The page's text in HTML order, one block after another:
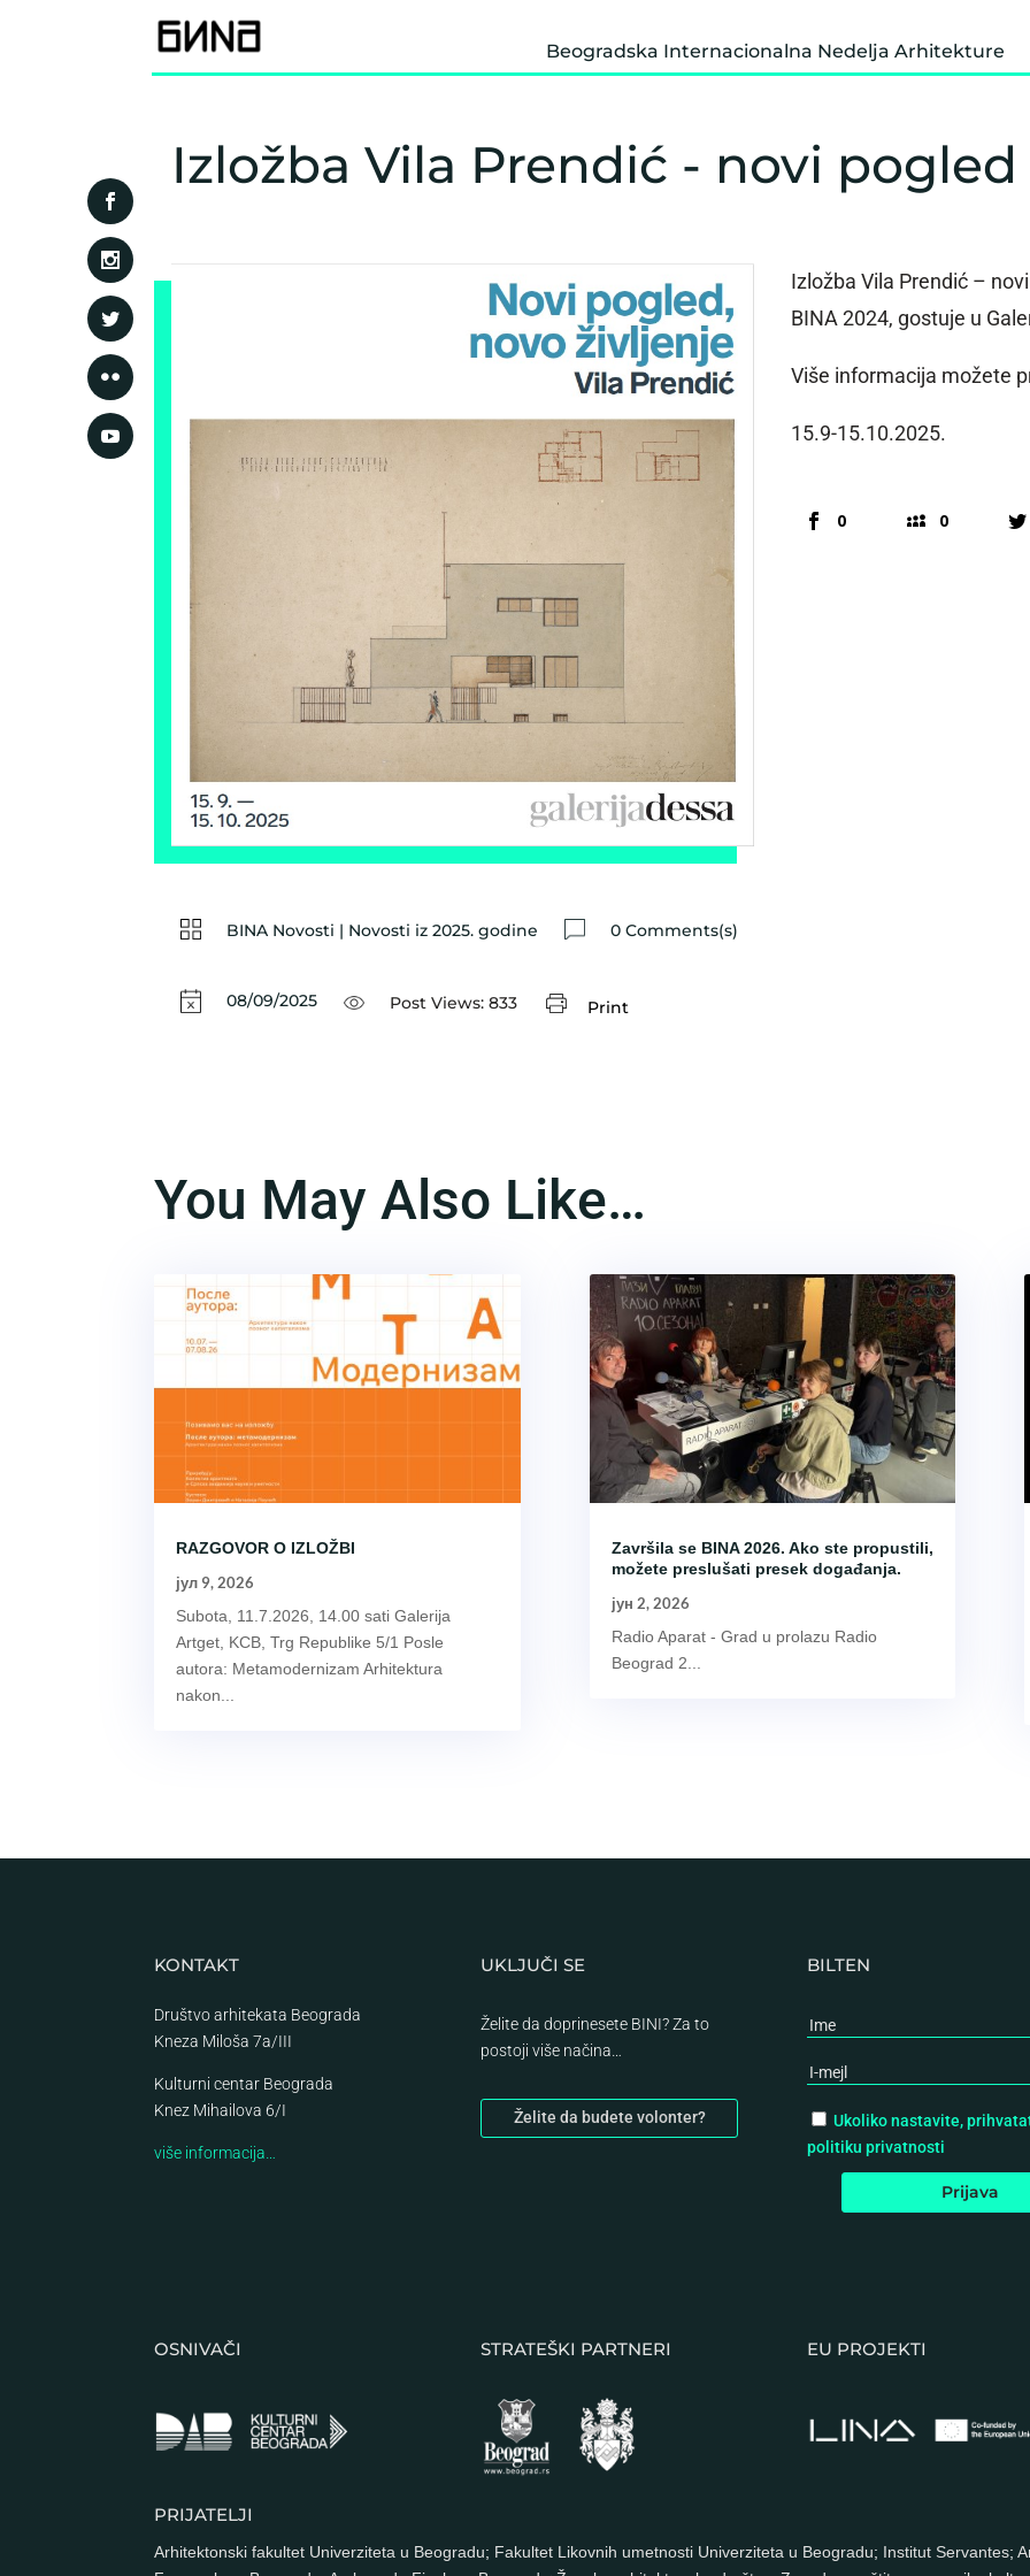
Beogradska Internacionalna Nedelja Arhitekture
Izložba Vila Prendić - novi
BINA Novosti | Novosti iz 2025. godine 0 Comments(s)
08/09/2025 Post Views: 833 Print
Izložba Vila Prendić –
BINA 2024, gostuje u
Više informacija možete
15.9-15.10.2025.
0 0
You May Also Like…
RAZGOVOR O IZLOŽBI
јул 9, 2026
Subota, 11.7.2026, 14.00 sati Galerija
Artget, KCB, Trg Republike 5/1 Posle
autora: Metamodernizam Arhitektura
nakon...
Završila se BINA 2026. Ako ste propustili,
možete preslušati presek događanja.
јун 2, 2026
Radio Aparat - Grad u prolazu Radio
Beograd 2...
KONTAKT
Društvo arhitekata Beograda
Kneza Miloša 7a/III
Kulturni centar Beograda
Knez Mihailova 6/I
više informacija…
UKLJUČI SE
Želite da doprinesete BINI? Za to
postoji više načina…
Želite da budete volonter?
BILTEN
Ukoliko nastavite,
politiku privatnosti
OSNIVAČI STRATEŠKI PARTNERI EU PROJEKTI
PRIJATELJI
Arhitektonski fakultet Univerziteta u Beogradu; Fakultet Likovnih umetnosti Univerziteta u Beogradu; Institut Servantes;